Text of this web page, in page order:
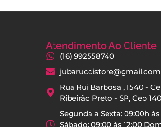
Atendimento Ao Cliente
(16) 992558740
jubaruccistore@gmail.com
Rua Rui Barbosa , 1540 -
Ribeirão Preto - SP, Cep
Segunda a Sexta: 09:00h às
Sábado: 09:00 às 12:00